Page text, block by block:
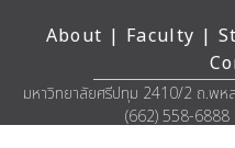
About | Faculty |
มหาวิทยาลัยศรีปทุม 2410/2 ถ.พห
(662) 558-6888